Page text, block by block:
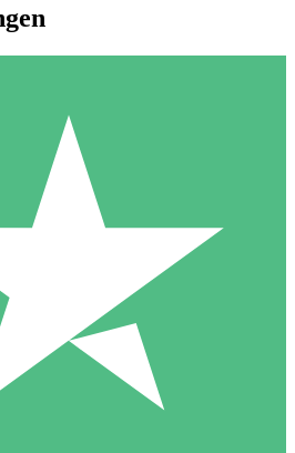
Credit-Pakete
mit Download-Credits. Keine
erforderlich.
10 00